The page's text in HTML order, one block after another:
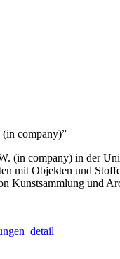
company)”
(in company) in der
mit Objekten und
Kunstsammlung und